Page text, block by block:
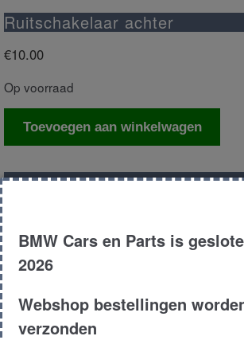
Ruitschakelaar achter
€10.00
Op voorraad
Ruitschakelaar
Toevoegen aan winkelwagen
Model :
Carroserie :
BMW Cars en Parts is
2026
Webshop bestellingen
verzonden